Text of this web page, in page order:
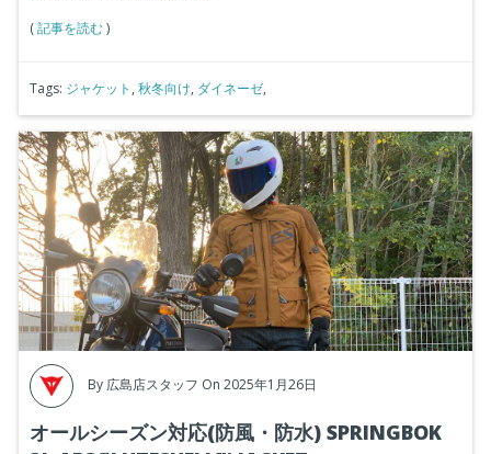
(記事を読む)
Tags: ジャケット , 秋冬向け, ダイネーゼ,
By 広島店スタッフ On 2025年1月26日
オールシーズン対応(防風・防水) SPRINGBOK